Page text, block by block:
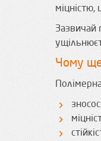
міцністю,
Зазвичай
Чому ще